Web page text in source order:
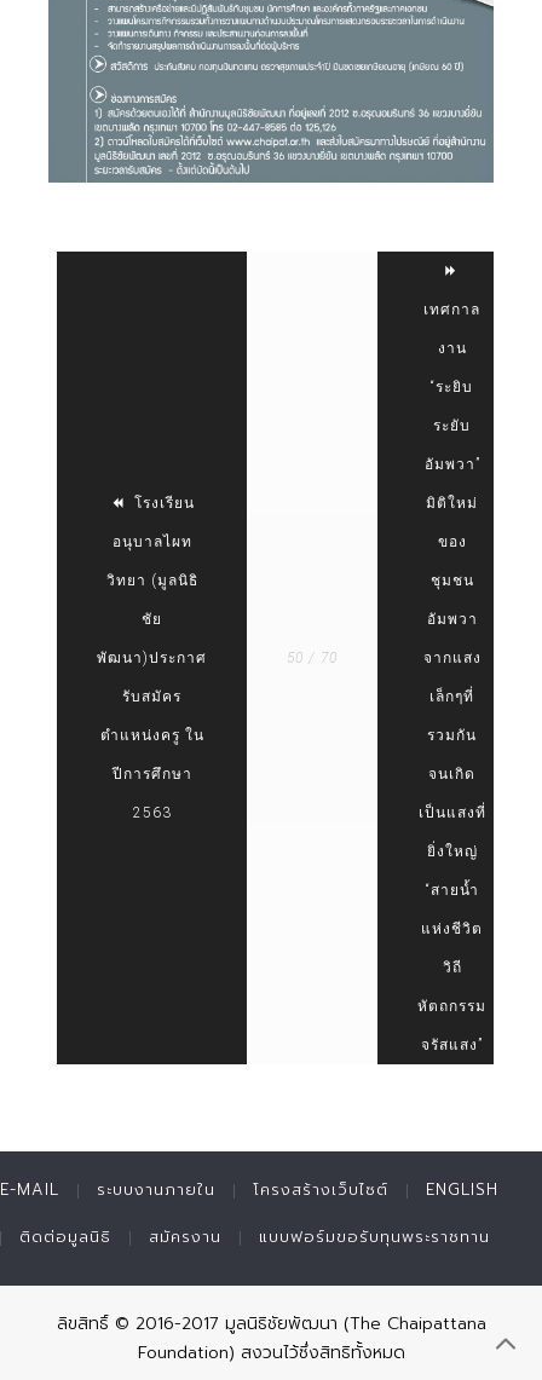
โรงเรียน
อนุบาลไผท
วิทยา (มูลนิธิ
ชัย
พัฒนา)ประกาศ
รับสมัคร
ตำแหน่งครู ใน
ปีการศึกษา
2563
50 / 70
เทศกาล
งาน
“ระยิบ
ระยับ
อัมพวา”
มิติใหม่
ของ
ชุมชน
อัมพวา
จากแสง
เล็กๆที่
รวมกัน
จนเกิด
เป็นแสงที่
ยิ่งใหญ่
“สายน้ำ
แห่งชีวิต
วิถี
หัตถกรรม
จรัสแสง”
E-MAIL ระบบงานภายใน โครงสร้างเว็บไซต์ ENGLISH
ติดต่อมูลนิธิ สมัครงาน แบบฟอร์มขอรับทุนพระราชทาน
ลิขสิทธิ์ © 2016-2017 มูลนิธิชัยพัฒนา (The Chaipattana
Foundation) สงวนไว้ซึ่งสิทธิทั้งหมด